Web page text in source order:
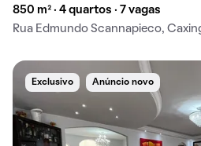
850 m² · 4 quartos · 7 vagas
Rua Edmundo Scannapieco,
Exclusivo Anúncio novo